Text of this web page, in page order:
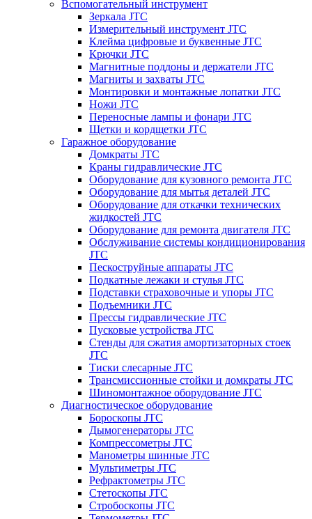
Вспомогательный инструмент
Зеркала JTC
Измерительный инструмент JTC
Клейма цифровые и буквенные JTC
Крючки JTC
Магнитные поддоны и держатели JTC
Магниты и захваты JTC
Монтировки и монтажные лопатки JTC
Ножи JTC
Переносные лампы и фонари JTC
Щетки и кордщетки JTC
Гаражное оборудование
Домкраты JTC
Краны гидравлические JTC
Оборудование для кузовного ремонта JTC
Оборудование для мытья деталей JTC
Оборудование для откачки технических
жидкостей JTC
Оборудование для ремонта двигателя JTC
Обслуживание системы кондиционирования
JTC
Пескоструйные аппараты JTC
Подкатные лежаки и стулья JTC
Подставки страховочные и упоры JTC
Подъемники JTC
Прессы гидравлические JTC
Пусковые устройства JTC
Стенды для сжатия амортизаторных стоек
JTC
Тиски слесарные JTC
Трансмиссионные стойки и домкраты JTC
Шиномонтажное оборудование JTC
Диагностическое оборудование
Бороскопы JTC
Дымогенераторы JTC
Компрессометры JTC
Манометры шинные JTC
Мультиметры JTC
Рефрактометры JTC
Стетоскопы JTC
Стробоскопы JTC